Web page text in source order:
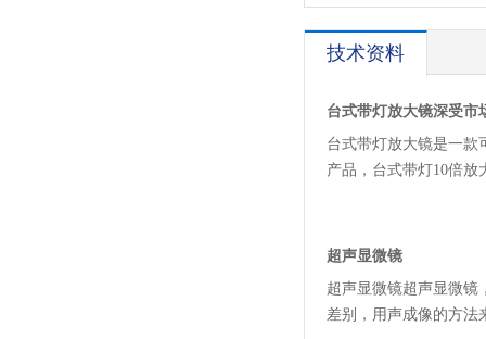
技术资料
台式带灯放大镜深受市
台式带灯放大镜是一款
产品，台式带灯10倍
超声显微镜
超声显微镜超声显微镜
差别，用声成像的方法